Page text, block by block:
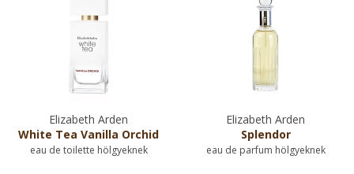
Elizabeth Arden
White Tea Vanilla Orchid
eau de toilette hölgyeknek
Elizabeth Arden
Splendor
eau de parfum hölgyeknek